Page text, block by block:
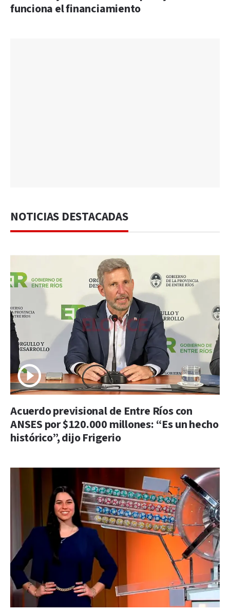
funciona el financiamiento
NOTICIAS DESTACADAS
Acuerdo previsional de Entre Ríos con
ANSES por $120.000 millones: “Es un hecho
histórico”, dijo Frigerio